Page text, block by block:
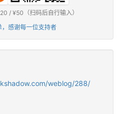
/ ¥50（扫码后自行输入）
感谢每一位支持者
weblog/288/